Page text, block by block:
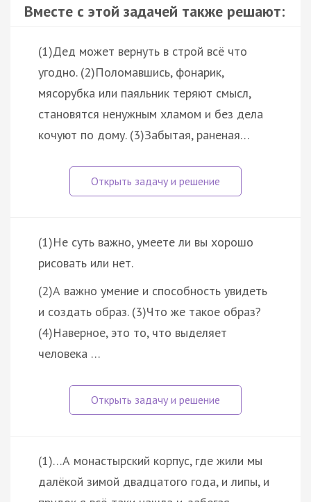
Вместе с этой задачей также решают:
(1)Дед может вернуть в строй всё что
угодно. (2)Поломавшись, фонарик,
мясорубка или паяльник теряют смысл,
становятся ненужным хламом и без дела
кочуют по дому. (3)Забытая, раненая…
(1)Не суть важно, умеете ли вы хорошо
рисовать или нет.
(2)А важно умение и способность увидеть
и создать образ. (3)Что же такое образ?
(4)Наверное, это то, что выделяет
человека …
(1)…А монастырский корпус, где жили мы
далёкой зимой двадцатого года, и липы, и